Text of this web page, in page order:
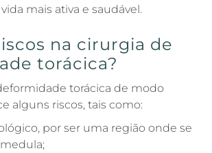
mais ativa e saudável.
na cirurgia de
torácica?
torácica de modo
alguns riscos, tais como:
por ser uma região onde se